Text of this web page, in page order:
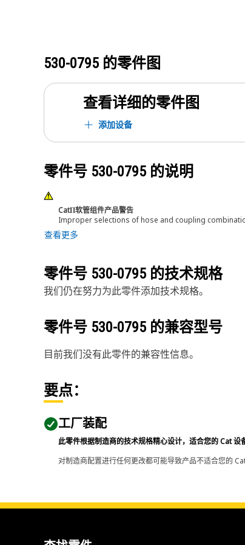
530-0795 的零件图
查看详细的零件图
添加设备
零件号 530-0795 的说明
CatΠ软管组件产品警告
Improper selections of hose and coupling
查看更多
零件号 530-0795 的技术规格
我们仍在努力为此零件添加技术规格。
零件号 530-0795 的兼容型号
目前我们没有此零件的兼容性信息。
要点：
工厂装配
此零件根据制造商的技术规格精心设计，适合您的 Cat 设
对制造商配置进行任何更改都可能导致产品不适合您的